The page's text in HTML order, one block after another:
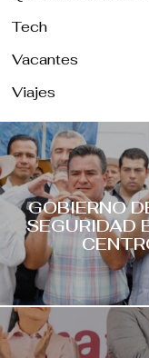
Tech
Vacantes
Viajes
GOBIERNO
SEGURIDAD